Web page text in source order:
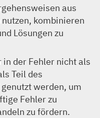
aus
kombinieren
Lösungen zu
der Fehler nicht als
Teil des
werden, um
Fehler zu
zu fördern.